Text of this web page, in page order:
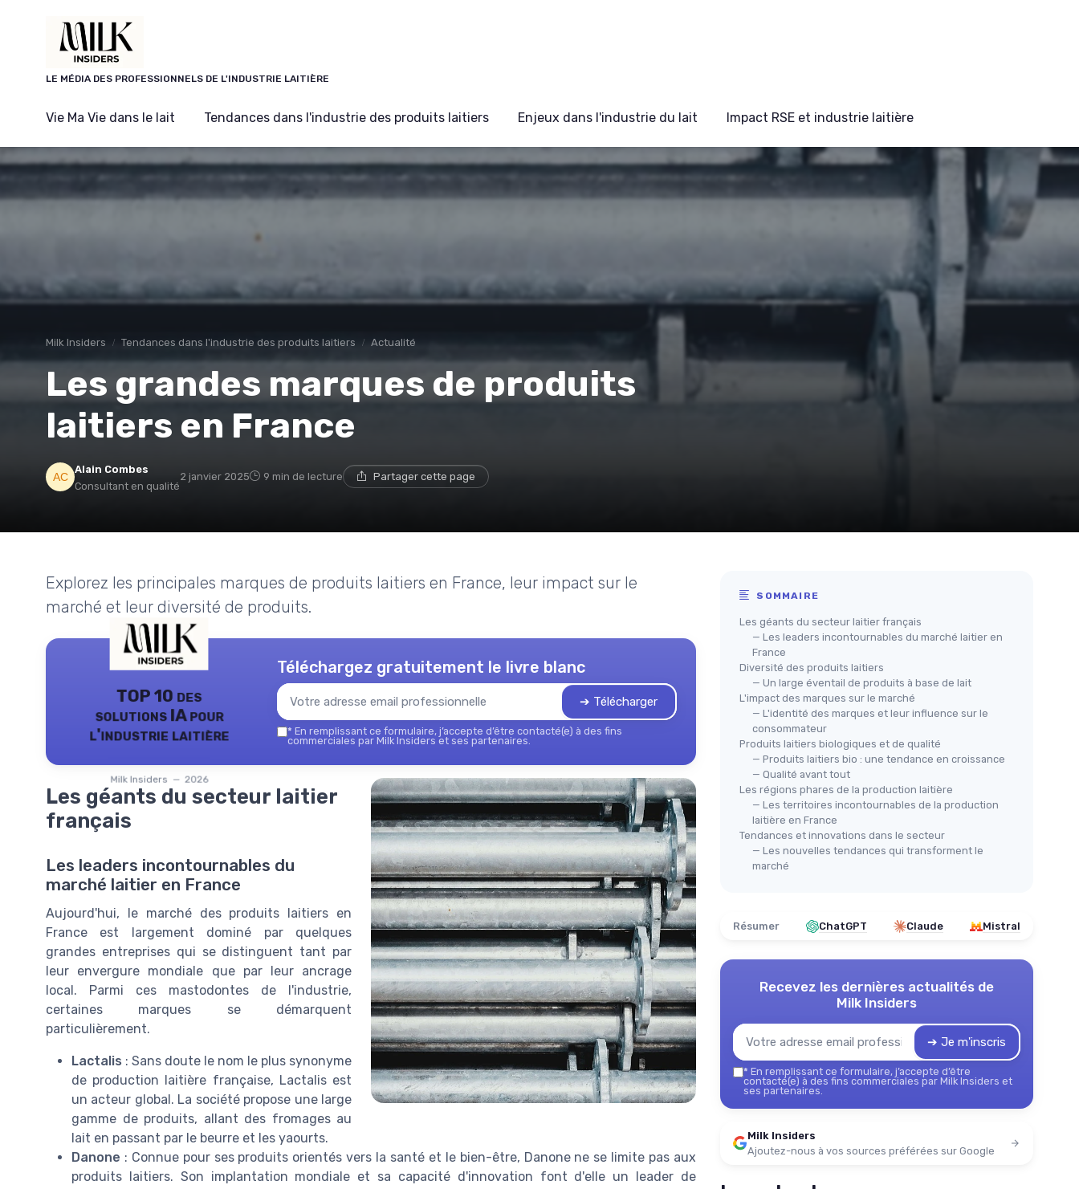
LE MÉDIA DES PROFESSIONNELS DE L'INDUSTRIE LAITIÈRE
Vie Ma Vie dans le lait Tendances dans l'industrie des produits laitiers Enjeux dans l'industrie du lait Impact RSE et industrie laitière
Milk Insiders Tendances dans l'industrie des produits laitiers Actualité
Les grandes marques de produits
laitiers en France
Alain Combes
Consultant en qualité
2 janvier 2025 9 min de lecture Partager cette page
Explorez les principales marques de produits laitiers en France, leur impact sur le
marché et leur diversité de produits.
TOP 10 des
solutions IA pour
l'industrie laitière
Milk Insiders — 2026
Téléchargez gratuitement le livre blanc
➔ Télécharger
* En remplissant ce formulaire, j’accepte d’être contacté(e) à des fins
commerciales par Milk Insiders et ses partenaires.
Les géants du secteur laitier
français
Les leaders incontournables du
marché laitier en France
Aujourd'hui, le marché des produits laitiers en
France est largement dominé par quelques
grandes entreprises qui se distinguent tant par
leur envergure mondiale que par leur ancrage
local. Parmi ces mastodontes de l'industrie,
certaines marques se démarquent
particulièrement.
Lactalis : Sans doute le nom le plus synonyme
de production laitière française, Lactalis est
un acteur global. La société propose une large
gamme de produits, allant des fromages au
lait en passant par le beurre et les yaourts.
Danone : Connue pour ses produits orientés vers la santé et le bien-être, Danone ne se limite pas aux
produits laitiers. Son implantation mondiale et sa capacité d'innovation font d'elle un leader de
SOMMAIRE
Les géants du secteur laitier français
— Les leaders incontournables du marché laitier en
France
Diversité des produits laitiers
— Un large éventail de produits à base de lait
L'impact des marques sur le marché
— L'identité des marques et leur influence sur le
consommateur
Produits laitiers biologiques et de qualité
— Produits laitiers bio : une tendance en croissance
— Qualité avant tout
Les régions phares de la production laitière
— Les territoires incontournables de la production
laitière en France
Tendances et innovations dans le secteur
— Les nouvelles tendances qui transforment le
marché
Résumer ChatGPT Claude Mistral
Recevez les dernières actualités de
Milk Insiders
➔ Je m'inscris
* En remplissant ce formulaire, j’accepte d’être
contacté(e) à des fins commerciales par Milk Insiders et
ses partenaires.
Milk Insiders
Ajoutez-nous à vos sources préférées sur Google